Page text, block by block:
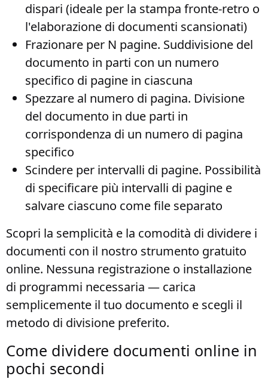
dispari (ideale per la stampa fronte-retro o
l'elaborazione di documenti scansionati)
Frazionare per N pagine. Suddivisione del
documento in parti con un numero
specifico di pagine in ciascuna
Spezzare al numero di pagina. Divisione
del documento in due parti in
corrispondenza di un numero di pagina
specifico
Scindere per intervalli di pagine. Possibilità
di specificare più intervalli di pagine e
salvare ciascuno come file separato
Scopri la semplicità e la comodità di dividere i
documenti con il nostro strumento gratuito
online. Nessuna registrazione o installazione
di programmi necessaria — carica
semplicemente il tuo documento e scegli il
metodo di divisione preferito.
Come dividere documenti online in
pochi secondi